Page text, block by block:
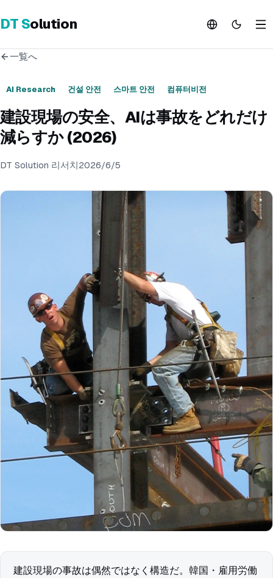
DT Solution
一覧へ
AI Research 건설 안전 스마트 안전 컴퓨터비전
建設現場の安全、AIは事故をどれだけ
減らすか (2026)
DT Solution 리서치2026/6/5
建設現場の事故は偶然ではなく構造だ。韓国・雇用労働